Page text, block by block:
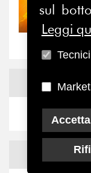
30/07/
sul
Leggi
Tecnici